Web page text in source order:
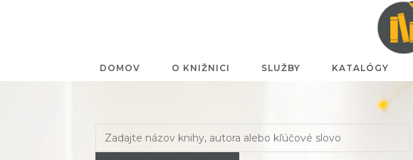
DOMOV O KNIŽNICI SLUŽBY KATALÓGY